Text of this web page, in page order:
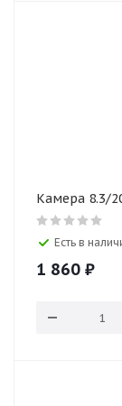
Камера 8.3/
Есть в
1 860 ₽